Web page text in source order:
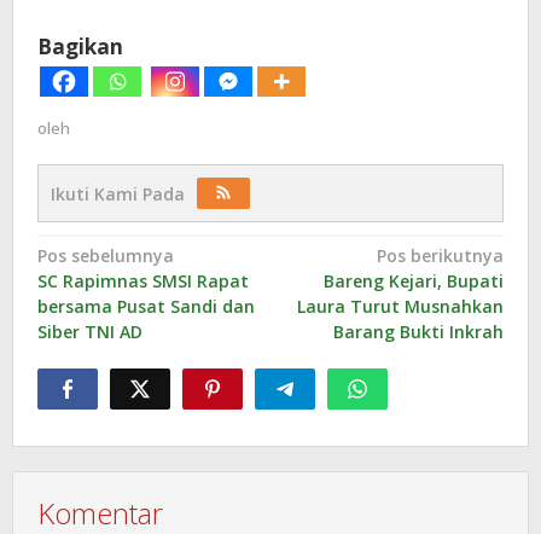
Bagikan
oleh
Ikuti Kami Pada
Navigasi
pos
Pos sebelumnya
SC Rapimnas SMSI Rapat
bersama Pusat Sandi dan
Siber TNI AD
Pos berikutnya
Bareng Kejari, Bupati
Laura Turut Musnahkan
Barang Bukti Inkrah
Komentar